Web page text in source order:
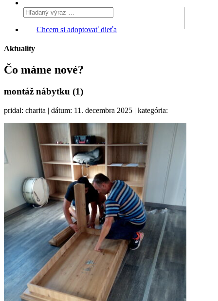
Chcem si adoptovať dieťa
Aktuality
Čo máme nové?
montáž nábytku (1)
pridal: charita | dátum: 11. decembra 2025 | kategória: